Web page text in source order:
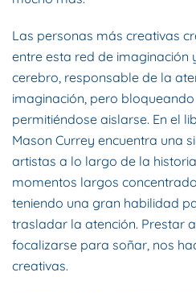
Las personas más creativas
entre esta red de imaginación
cerebro, responsable de la
imaginación, pero
permitiéndose aislarse. En el
Mason Currey encuentra una
artistas a lo largo de la
momentos largos
teniendo una gran habilidad
trasladar la atención. Prestar
focalizarse para soñar, nos
creativas.